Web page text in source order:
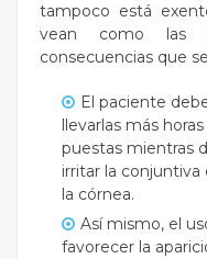
tampoco está
vean como las
consecuencias que
El paciente
llevarlas más
puestas mientras
irritar la conjuntiva
la córnea.
Así mismo, el
favorecer la